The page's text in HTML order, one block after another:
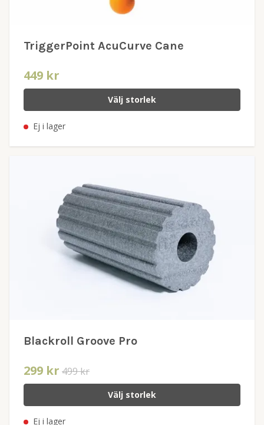
TriggerPoint AcuCurve Cane
449 kr
Välj storlek
Ej i lager
Blackroll Groove Pro
299 kr 499 kr
Välj storlek
Ej i lager